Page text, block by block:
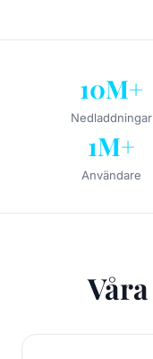
10M+
Nedladdningar
1M+
Användare